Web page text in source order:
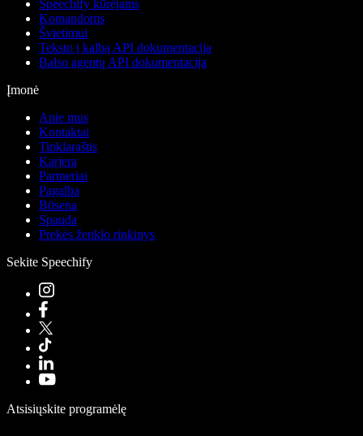
Speechify kūrėjams
Komandoms
Švietimui
Teksto į kalbą API dokumentacija
Balso agentų API dokumentacija
Įmonė
Apie mus
Kontaktai
Tinklaraštis
Karjera
Partneriai
Pagalba
Būsena
Spauda
Prekės ženklo rinkinys
Sekite Speechify
Atsisiųskite programėlę